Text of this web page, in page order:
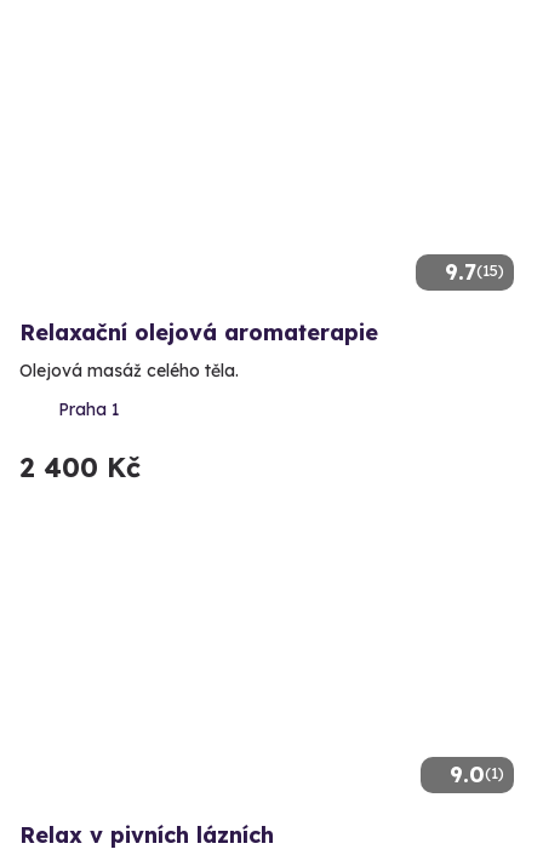
9.7(15)
Relaxační olejová aromaterapie
Olejová masáž celého těla.
Praha 1
2 400 Kč
9.0(1)
Relax v pivních lázních